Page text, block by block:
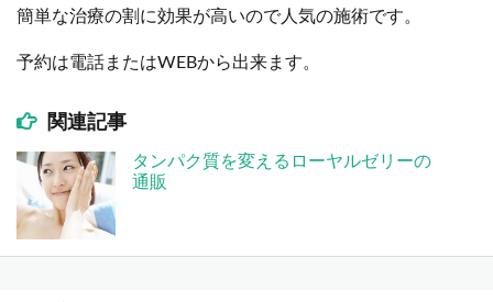
簡単な治療の割に効果が高いので人気の施術です。
予約は電話またはWEBから出来ます。
関連記事
タンパク質を変えるローヤルゼリーの
通販